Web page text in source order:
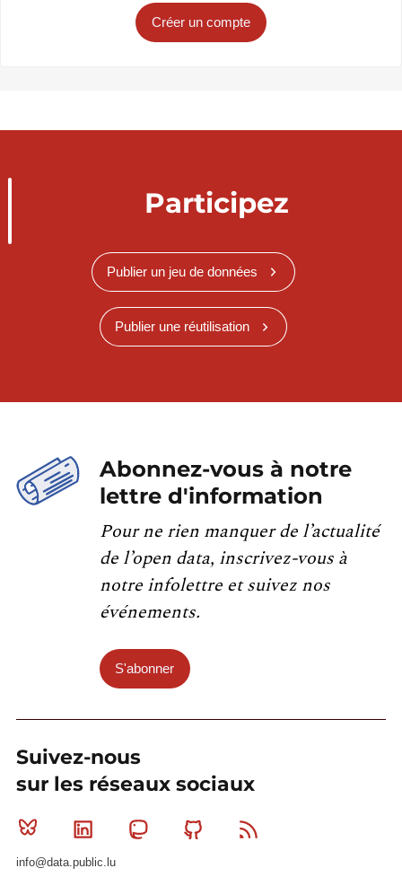
Créer un compte
Participez
Publier un jeu de données
Publier une réutilisation
Abonnez-vous à notre
lettre d'information
Pour ne rien manquer de l’actualité
de l’open data, inscrivez-vous à
notre infolettre et suivez nos
événements.
S'abonner
Suivez-nous
sur les réseaux sociaux
Bluesky Linkedin MastodonGithub
info@data.public.lu